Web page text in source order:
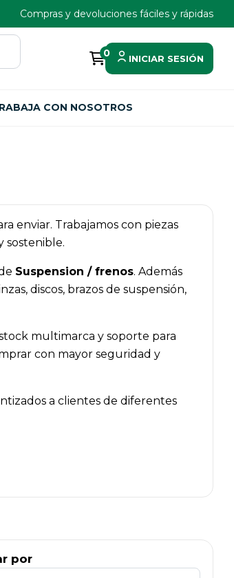
Compras y devoluciones fáciles y rápidas
0 INICIAR SESIÓN
CON NOSOTROS
enviar. Trabajamos con piezas
sostenible.
Suspension / frenos. Además
discos, brazos de suspensión,
multimarca y soporte para
con mayor seguridad y
a clientes de diferentes
por